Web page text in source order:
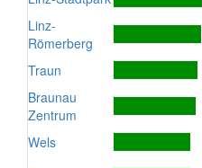
Linz-
Römerberg
Traun
Braunau
Zentrum
Wels